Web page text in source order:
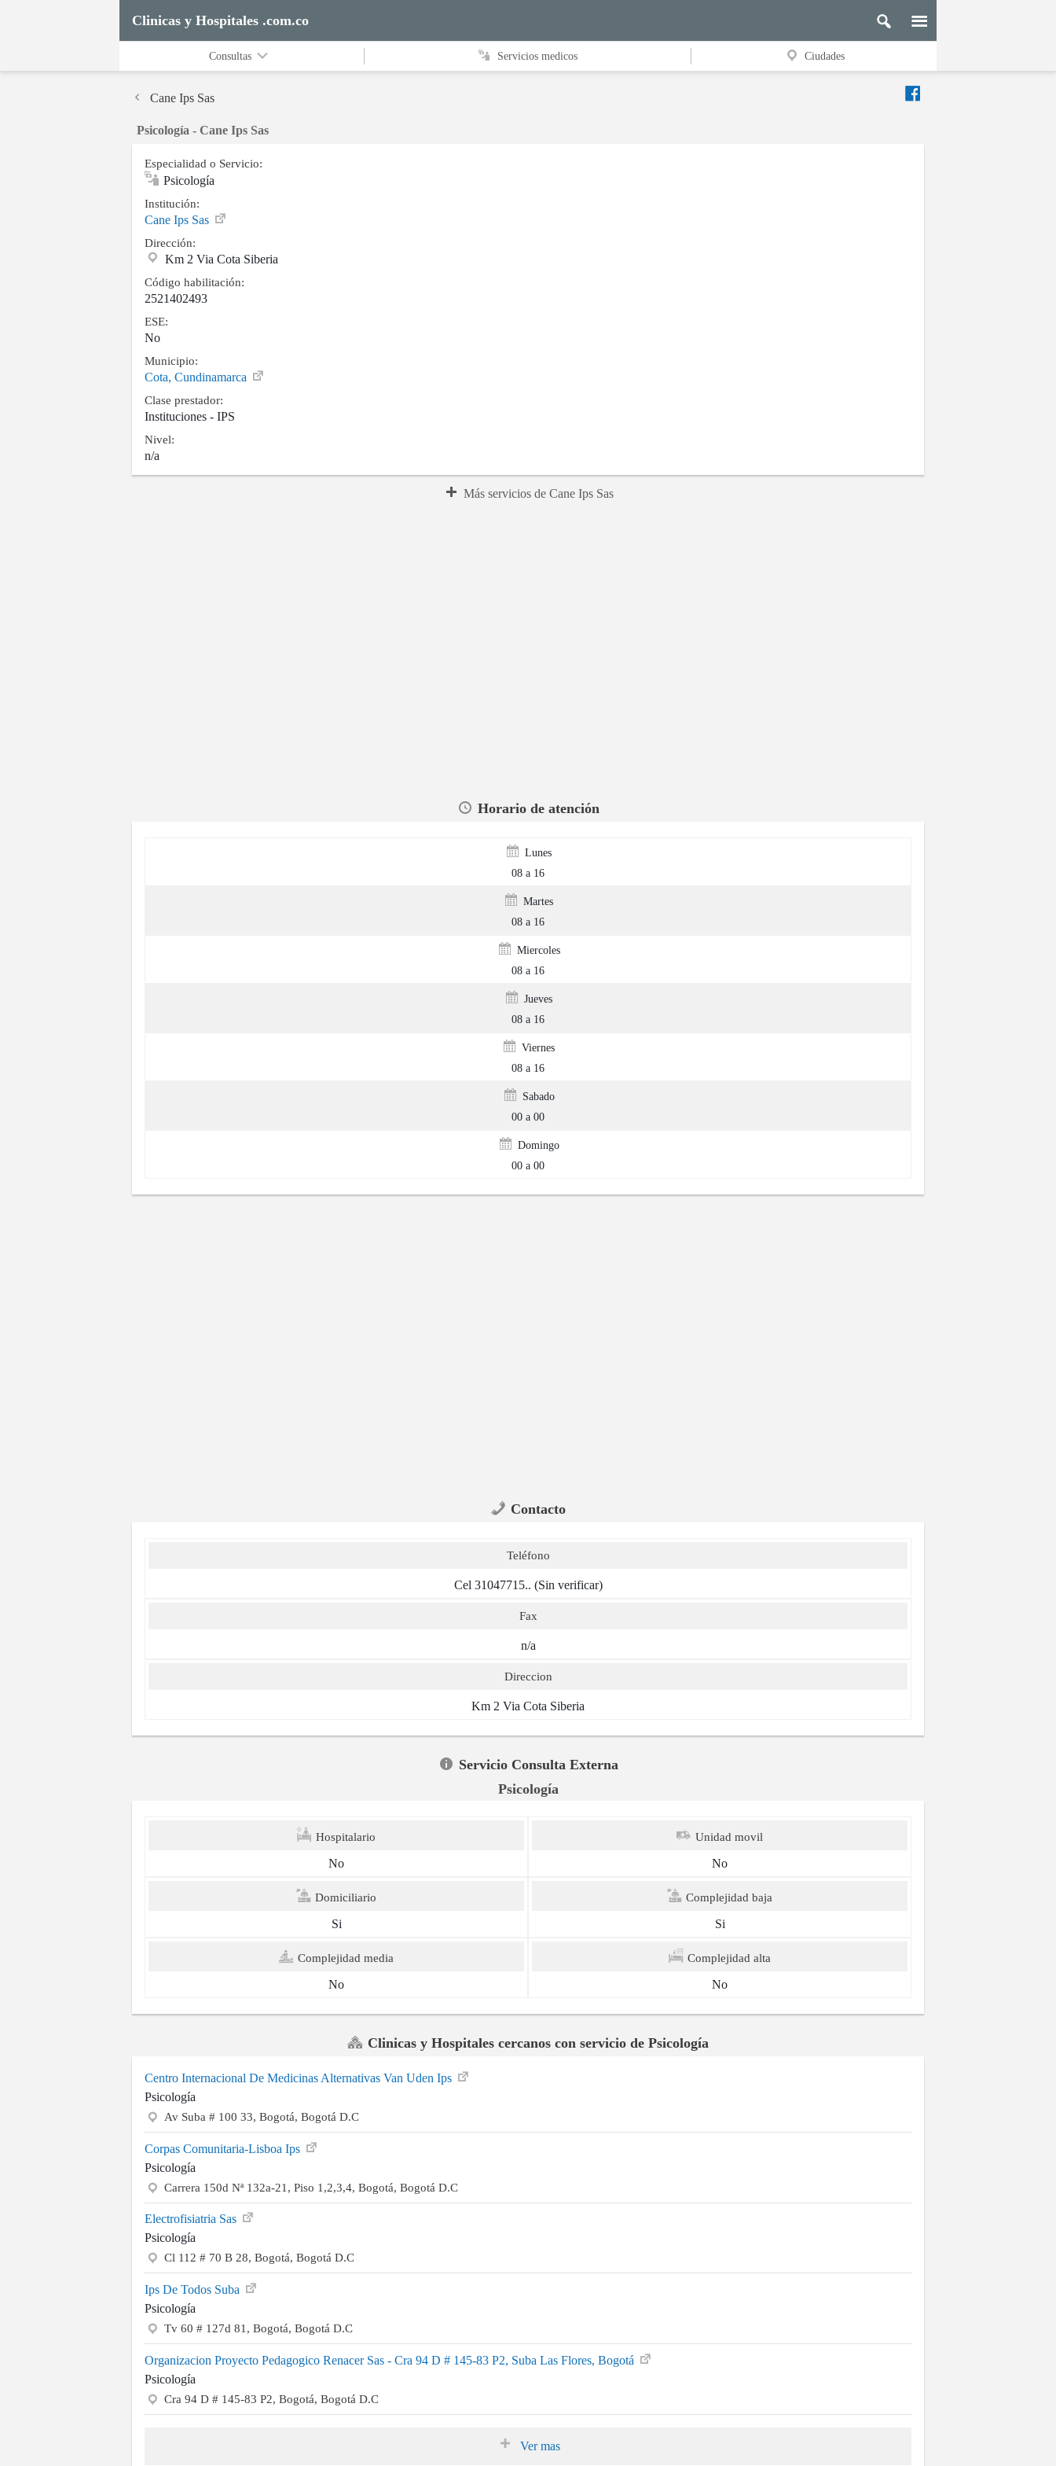
Clinicas y Hospitales .com.co
Consultas Servicios medicos Ciudades
Cane Ips Sas
Psicología - Cane Ips Sas
Especialidad o Servicio:
Psicología
Institución:
Cane Ips Sas
Dirección:
Km 2 Via Cota Siberia
Código habilitación:
2521402493
ESE:
No
Municipio:
Cota, Cundinamarca
Clase prestador:
Instituciones - IPS
Nivel:
n/a
Más servicios de Cane Ips Sas
Horario de atención
Lunes
08 a 16
Martes
08 a 16
Miercoles
08 a 16
Jueves
08 a 16
Viernes
08 a 16
Sabado
00 a 00
Domingo
00 a 00
Contacto
Teléfono
Cel 31047715.. (Sin verificar)
Fax
n/a
Direccion
Km 2 Via Cota Siberia
Servicio Consulta Externa
Psicología
Hospitalario
No
Unidad movil
No
Domiciliario
Si
Complejidad baja
Si
Complejidad media
No
Complejidad alta
No
Clinicas y Hospitales cercanos con servicio de Psicología
Centro Internacional De Medicinas Alternativas Van Uden Ips
Psicología
Av Suba # 100 33, Bogotá, Bogotá D.C
Corpas Comunitaria-Lisboa Ips
Psicología
Carrera 150d Nª 132a-21, Piso 1,2,3,4, Bogotá, Bogotá D.C
Electrofisiatria Sas
Psicología
Cl 112 # 70 B 28, Bogotá, Bogotá D.C
Ips De Todos Suba
Psicología
Tv 60 # 127d 81, Bogotá, Bogotá D.C
Organizacion Proyecto Pedagogico Renacer Sas - Cra 94 D # 145-83 P2, Suba Las Flores, Bogotá
Psicología
Cra 94 D # 145-83 P2, Bogotá, Bogotá D.C
Ver mas